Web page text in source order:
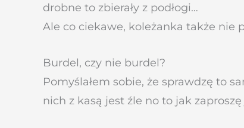
drobne to zbierały z podłogi…
Ale co ciekawe, koleżanka także nie
Burdel, czy nie burdel?
Pomyślałem sobie, że sprawdzę to
nich z kasą jest źle no to jak